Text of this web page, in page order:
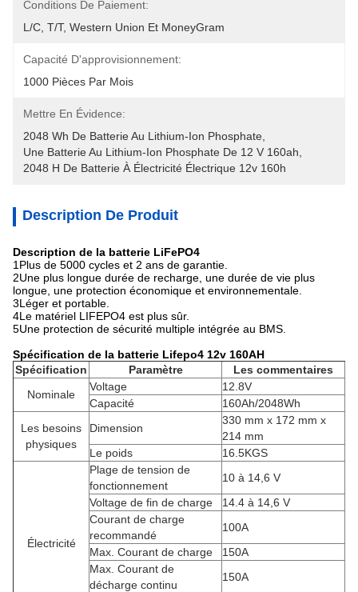
Conditions De Paiement:
L/C, T/T, Western Union Et MoneyGram
Capacité D'approvisionnement:
1000 Pièces Par Mois
Mettre En Évidence:
2048 Wh De Batterie Au Lithium-Ion Phosphate
Une Batterie Au Lithium-Ion Phosphate De 12 V 160ah
2048 H De Batterie À Électricité Électrique 12v 160h
Description De Produit
Description de la batterie LiFePO4
1Plus de 5000 cycles et 2 ans de garantie.
2Une plus longue durée de recharge, une durée de vie plus
longue, une protection économique et environnementale.
3Léger et portable.
4Le matériel LIFEPO4 est plus sûr.
5Une protection de sécurité multiple intégrée au BMS.
Spécification de la batterie Lifepo4 12v 160AH
Spécification
Paramètre
Les commentaires
Nominale
Voltage
12.8V
Capacité
160Ah/2048Wh
Les besoins
physiques
Dimension
330 mm x 172 mm x
214 mm
Le poids
16.5KGS
Électricité
Plage de tension de
fonctionnement
10 à 14,6 V
Voltage de fin de charge
14.4 à 14,6 V
Courant de charge
recommandé
100A
Max. Courant de charge
150A
Max. Courant de
décharge continu
150A